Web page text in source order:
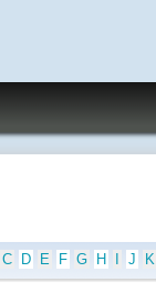
C D E F G H J K